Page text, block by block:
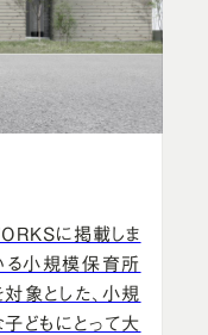
に掲載しま
る小規模保育所
象とした、小規
どもにとって大